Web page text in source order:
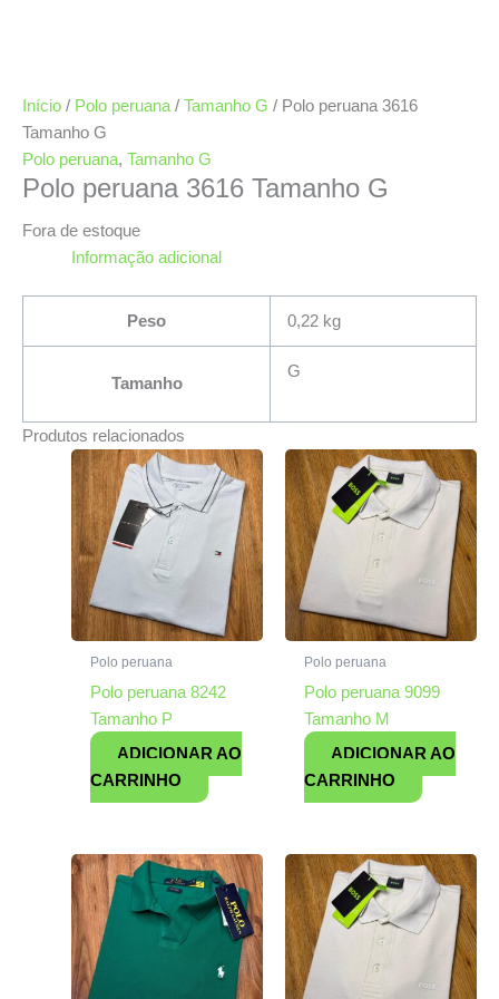
Início / Polo peruana / Tamanho G / Polo peruana 3616
Tamanho G
Polo peruana, Tamanho G
Polo peruana 3616 Tamanho G
Fora de estoque
Informação adicional
Peso 0,22 kg
Tamanho
G
Produtos relacionados
Polo peruana
Polo peruana 8242
Tamanho P
ADICIONAR AO
CARRINHO
Polo peruana
Polo peruana 9099
Tamanho M
ADICIONAR AO
CARRINHO